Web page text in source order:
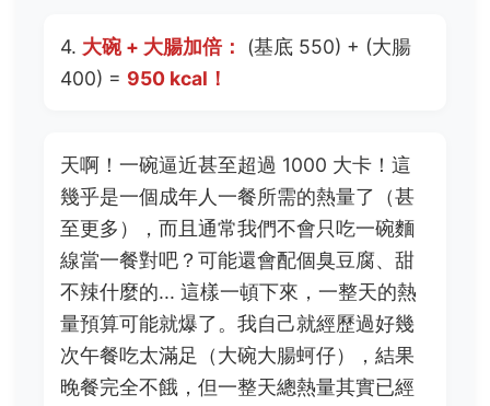
4. 大碗 + 大腸加倍：
(基底 550) + (大腸
400) = 950 kcal！
天啊！一碗逼近甚至超過 1000 大卡！這
幾乎是一個成年人一餐所需的熱量了（甚
至更多），而且通常我們不會只吃一碗麵
線當一餐對吧？可能還會配個臭豆腐、甜
不辣什麼的... 這樣一頓下來，一整天的熱
量預算可能就爆了。我自己就經歷過好幾
次午餐吃太滿足（大碗大腸蚵仔），結果
晚餐完全不餓，但一整天總熱量其實已經